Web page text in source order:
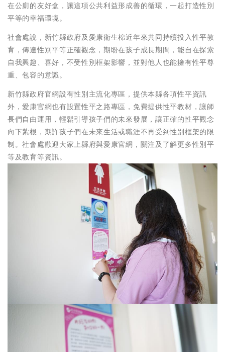
在公廁的友好盒，讓這項公共利益形成善的循環，一起打造性別
平等的幸福環境。
社會處說，新竹縣政府及愛康衛生棉近年來共同持續投入性平教
育，傳達性別平等正確觀念，期盼在孩子成長期間，能自在探索
自我興趣、喜好，不受性別框架影響，並對他人也能擁有性平尊
重、包容的意識。
新竹縣政府官網設有性別主流化專區，提供本縣各項性平資訊
外，愛康官網也有設置性平之路專區，免費提供性平教材，讓師
長們自由運用，輕鬆引導孩子們的未來發展，讓正確的性平觀念
向下紮根，期許孩子們在未來生活或職涯不再受到性別框架的限
制。社會處歡迎大家上縣府與愛康官網，關注及了解更多性別平
等及教育等資訊。